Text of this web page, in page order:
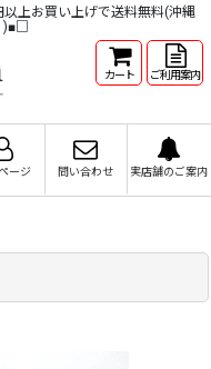
上お買い上げで送料無料(沖縄
カート ご利用案内
ージ 問い合わせ 実店舗のご案内